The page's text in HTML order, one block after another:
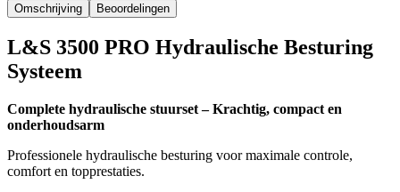
Omschrijving Beoordelingen
L&S 3500 PRO Hydraulische Besturing
Systeem
Complete hydraulische stuurset – Krachtig, compact en
onderhoudsarm
Professionele hydraulische besturing voor maximale controle,
comfort en topprestaties.